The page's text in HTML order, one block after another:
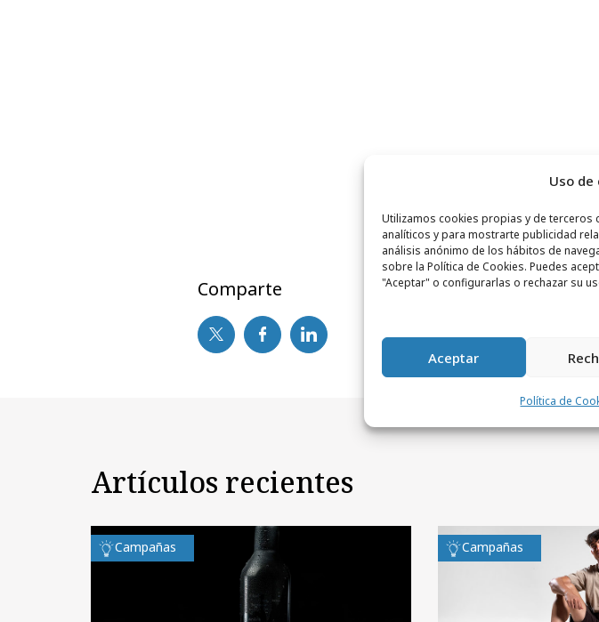
Uso de
Utilizamos cookies propias y de terceros
analíticos y para mostrarte publicidad
análisis anónimo de los hábitos de
sobre la Política de Cookies. Puedes
"Aceptar" o configurarlas o rechazar su
Aceptar
Política de
Comparte
Artículos recientes
Campañas Campañas